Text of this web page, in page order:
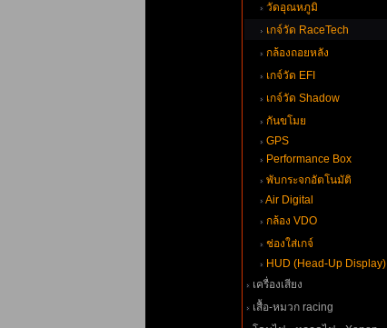
วัดอุณหภูมิ
เกจ์วัด RaceTech
กล้องถอยหลัง
เกจ์วัด EFI
เกจ์วัด Shadow
กันขโม
GPS
Performance Box
พับกระจกอัตโนมัติ
Air Digital
กล้อง VDO
ช่องใส่เกจ์
HUD (Head-Up Display)
เครื่องเสียง
เสื้อ-หมวก racing